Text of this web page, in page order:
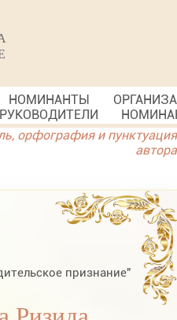
НОМИНАНТЫ
РУКОВОДИТЕЛИ
орфография и пунктуация
автора
признание"